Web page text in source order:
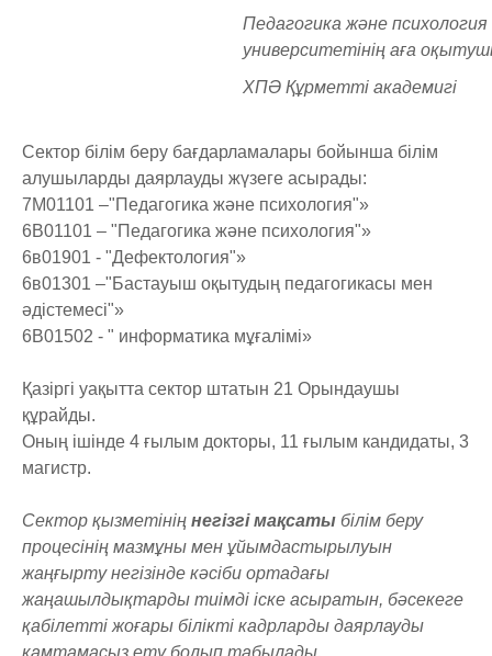
Педагогика және
университетінің аға
ХПӘ Құрметті академигі
Сектор білім беру бағдарламалары бойынша білім
алушыларды даярлауды жүзеге асырады:
7М01101 –"Педагогика және психология"»
6B01101 – "Педагогика және психология"»
6в01901 - "Дефектология"»
6в01301 –"Бастауыш оқытудың педагогикасы мен
әдістемесі"»
6B01502 - " информатика мұғалімі»
Қазіргі уақытта сектор штатын 21 Орындаушы
құрайды.
Оның ішінде 4 ғылым докторы, 11 ғылым кандидаты, 3
магистр.
Сектор қызметінің негізгі мақсаты білім беру
процесінің мазмұны мен ұйымдастырылуын
жаңғырту негізінде кәсіби ортадағы
жаңашылдықтарды тиімді іске асыратын, бәсекеге
қабілетті жоғары білікті кадрларды даярлауды
қамтамасыз ету болып табылады.